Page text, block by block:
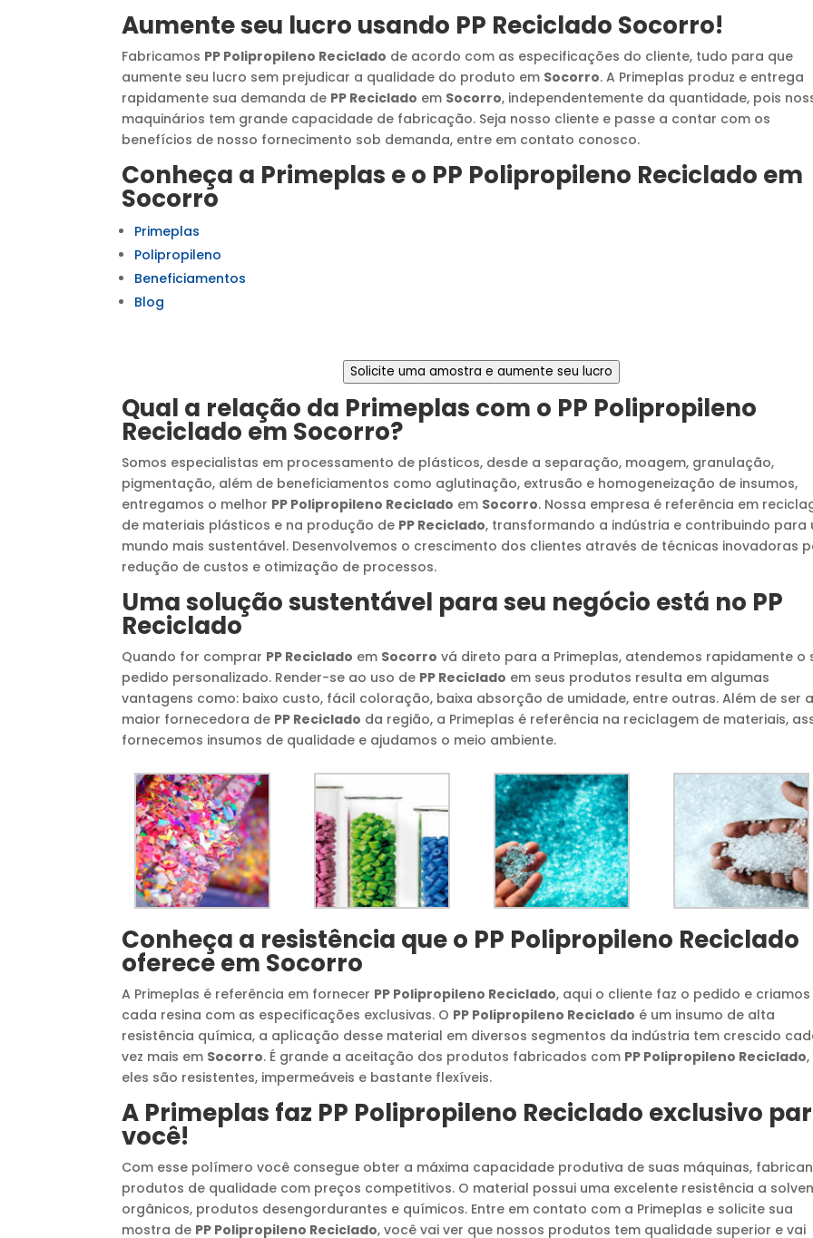
Aumente seu lucro usando PP Reciclado Socorro!
Fabricamos PP Polipropileno Reciclado de acordo com as especificações do cliente, tudo para que
aumente seu lucro sem prejudicar a qualidade do produto em Socorro. A Primeplas produz e entrega
rapidamente sua demanda de PP Reciclado em Socorro, independentemente da quantidade, pois
maquinários tem grande capacidade de fabricação. Seja nosso cliente e passe a contar com os
benefícios de nosso fornecimento sob demanda, entre em contato conosco.
Conheça a Primeplas e o PP Polipropileno Reciclado em
Socorro
Primeplas
Polipropileno
Beneficiamentos
Blog
Solicite uma amostra e aumente seu lucro
Qual a relação da Primeplas com o PP Polipropileno
Reciclado em Socorro?
Somos especialistas em processamento de plásticos, desde a separação, moagem, granulação,
pigmentação, além de beneficiamentos como aglutinação, extrusão e homogeneização de insumos,
entregamos o melhor PP Polipropileno Reciclado em Socorro. Nossa empresa é referência em
de materiais plásticos e na produção de PP Reciclado, transformando a indústria e contribuindo para
mundo mais sustentável. Desenvolvemos o crescimento dos clientes através de técnicas inovadoras
redução de custos e otimização de processos.
Uma solução sustentável para seu negócio está no PP
Reciclado
Quando for comprar PP Reciclado em Socorro vá direto para a Primeplas, atendemos rapidamente o
pedido personalizado. Render-se ao uso de PP Reciclado em seus produtos resulta em algumas
vantagens como: baixo custo, fácil coloração, baixa absorção de umidade, entre outras. Além de ser a
maior fornecedora de PP Reciclado da região, a Primeplas é referência na reciclagem de materiais,
fornecemos insumos de qualidade e ajudamos o meio ambiente.
Conheça a resistência que o PP Polipropileno Reciclado
oferece em Socorro
A Primeplas é referência em fornecer PP Polipropileno Reciclado, aqui o cliente faz o pedido e criamos
cada resina com as especificações exclusivas. O PP Polipropileno Reciclado é um insumo de alta
resistência química, a aplicação desse material em diversos segmentos da indústria tem crescido
vez mais em Socorro. É grande a aceitação dos produtos fabricados com PP Polipropileno Reciclado,
eles são resistentes, impermeáveis e bastante flexíveis.
A Primeplas faz PP Polipropileno Reciclado exclusivo
você!
Com esse polímero você consegue obter a máxima capacidade produtiva de suas máquinas,
produtos de qualidade com preços competitivos. O material possui uma excelente resistência a
orgânicos, produtos desengordurantes e químicos. Entre em contato com a Primeplas e solicite sua
mostra de PP Polipropileno Reciclado, você vai ver que nossos produtos tem qualidade superior e vai